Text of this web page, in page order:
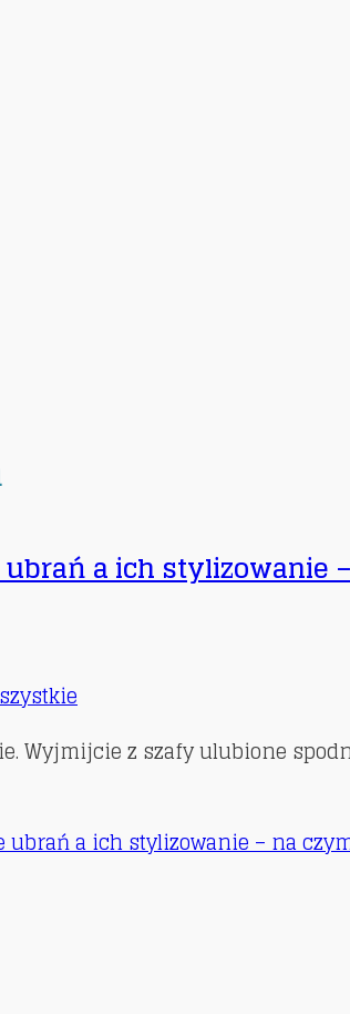
a ich stylizowanie
Wyjmijcie z szafy ulubione
a ich stylizowanie – na